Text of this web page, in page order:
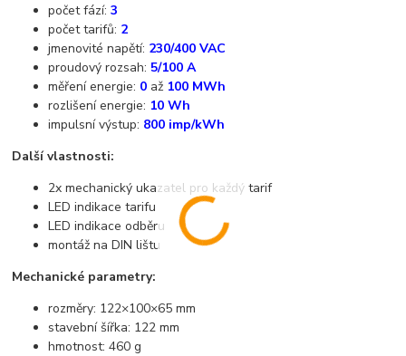
počet fází:3
počet tarifů: 2
jmenovité napětí: 230/400 VAC
proudový rozsah: 5/100 A
měření energie: 0 až 100 MWh
rozlišení energie: 10 Wh
impulsní výstup: 800 imp/kWh
Další vlastnosti:
2x mechanický ukazatel pro každý tarif
LED indikace tarifu
LED indikace odběru
montáž na DIN lištu
Mechanické parametry:
rozměry: 122×100×65 mm
stavební šířka: 122 mm
hmotnost: 460 g